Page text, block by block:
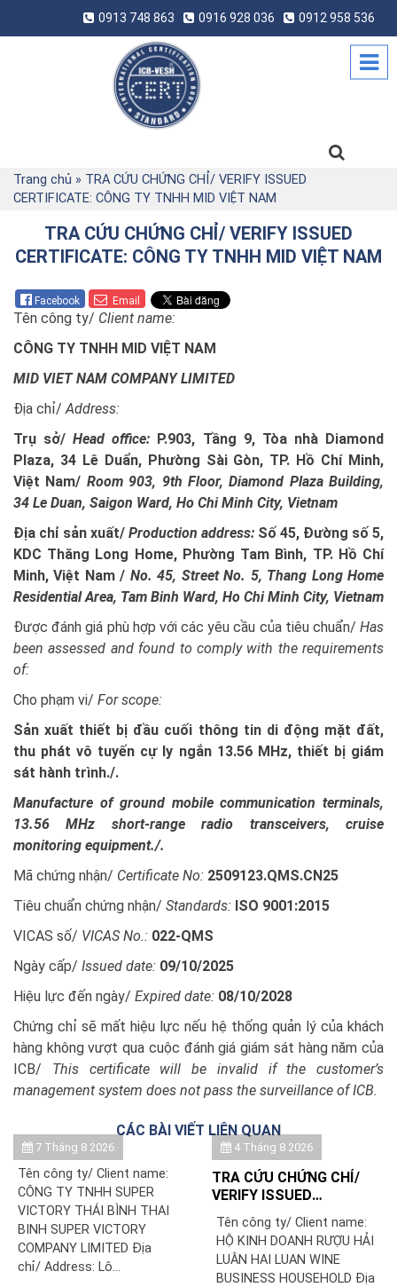
0913 748 863 0916 928 036 0912 958 536
Trang chủ » TRA CỨU CHỨNG CHỈ/ VERIFY ISSUED
CERTIFICATE: CÔNG TY TNHH MID VIỆT NAM
TRA CỨU CHỨNG CHỈ/ VERIFY ISSUED
CERTIFICATE: CÔNG TY TNHH MID VIỆT NAM
Facebook Email
Tên công ty/ Client name:
CÔNG TY TNHH MID VIỆT NAM
MID VIET NAM COMPANY LIMITED
Địa chỉ/ Address:
Trụ sở/Head office: P.903, Tầng 9, Tòa nhà Diamond
Plaza, 34 Lê Duẩn, Phường Sài Gòn, TP. Hồ Chí Minh,
Việt Nam/ Room 903, 9th Floor, Diamond Plaza Building,
34 Le Duan, Saigon Ward, Ho Chi Minh City, Vietnam
Địa chỉ sản xuất/ Production address: Số 45, Đường số 5,
KDC Thăng Long Home, Phường Tam Bình, TP. Hồ Chí
Minh, Việt Nam / No. 45, Street No. 5, Thang Long Home
Residential Area, Tam Binh Ward, Ho Chi Minh City, Vietnam
Được đánh giá phù hợp với các yêu cầu của tiêu chuẩn/ Has
been assessed and found to comply with the requirements
of:
Cho phạm vi/ For scope:
Sản xuất thiết bị đầu cuối thông tin di động mặt đất,
thu phát vô tuyến cự ly ngắn 13.56 MHz, thiết bị giám
sát hành trình./.
Manufacture of ground mobile communication terminals,
13.56 MHz short-range radio transceivers, cruise
monitoring equipment./.
Mã chứng nhận/ Certificate No: 2509123.QMS.CN25
Tiêu chuẩn chứng nhận/ Standards: ISO 9001:2015
VICAS số/ VICAS No.: 022-QMS
Ngày cấp/ Issued date: 09/10/2025
Hiệu lực đến ngày/ Expired date: 08/10/2028
Chứng chỉ sẽ mất hiệu lực nếu hệ thống quản lý của khách
hàng không vượt qua cuộc đánh giá giám sát hàng năm của
ICB/ This certificate will be invalid if the customer’s
management system does not pass the surveillance of ICB.
CÁC BÀI VIẾT LIÊN QUAN
7 Tháng 8 2026
Tên công ty/ Client name:
CÔNG TY TNHH SUPER
VICTORY THÁI BÌNH THAI
BINH SUPER VICTORY
COMPANY LIMITED Địa
chỉ/ Address: Lô...
4 Tháng 8 2026
TRA CỨU CHỨNG CHỈ/
VERIFY ISSUED
DOANH RƯỢU HẢI LUÂN
Tên công ty/ Client name:
HỘ KINH DOANH RƯỢU HẢI
LUÂN HAI LUAN WINE
BUSINESS HOUSEHOLD Địa